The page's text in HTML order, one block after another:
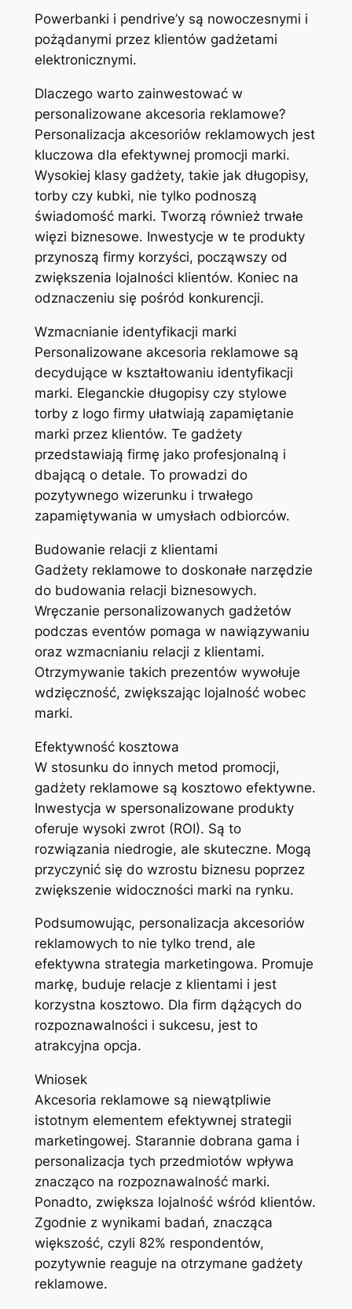
Powerbanki i pendrive’y są nowoczesnymi i
pożądanymi przez klientów gadżetami
elektronicznymi.
Dlaczego warto zainwestować w
personalizowane akcesoria reklamowe?
Personalizacja akcesoriów reklamowych jest
kluczowa dla efektywnej promocji marki.
Wysokiej klasy gadżety, takie jak długopisy,
torby czy kubki, nie tylko podnoszą
świadomość marki. Tworzą również trwałe
więzi biznesowe. Inwestycje w te produkty
przynoszą firmy korzyści, począwszy od
zwiększenia lojalności klientów. Koniec na
odznaczeniu się pośród konkurencji.
Wzmacnianie identyfikacji marki
Personalizowane akcesoria reklamowe są
decydujące w kształtowaniu identyfikacji
marki. Eleganckie długopisy czy stylowe
torby z logo firmy ułatwiają zapamiętanie
marki przez klientów. Te gadżety
przedstawiają firmę jako profesjonalną i
dbającą o detale. To prowadzi do
pozytywnego wizerunku i trwałego
zapamiętywania w umysłach odbiorców.
Budowanie relacji z klientami
Gadżety reklamowe to doskonałe narzędzie
do budowania relacji biznesowych.
Wręczanie personalizowanych gadżetów
podczas eventów pomaga w nawiązywaniu
oraz wzmacnianiu relacji z klientami.
Otrzymywanie takich prezentów wywołuje
wdzięczność, zwiększając lojalność wobec
marki.
Efektywność kosztowa
W stosunku do innych metod promocji,
gadżety reklamowe są kosztowo efektywne.
Inwestycja w spersonalizowane produkty
oferuje wysoki zwrot (ROI). Są to
rozwiązania niedrogie, ale skuteczne. Mogą
przyczynić się do wzrostu biznesu poprzez
zwiększenie widoczności marki na rynku.
Podsumowując, personalizacja akcesoriów
reklamowych to nie tylko trend, ale
efektywna strategia marketingowa. Promuje
markę, buduje relacje z klientami i jest
korzystna kosztowo. Dla firm dążących do
rozpoznawalności i sukcesu, jest to
atrakcyjna opcja.
Wniosek
Akcesoria reklamowe są niewątpliwie
istotnym elementem efektywnej strategii
marketingowej. Starannie dobrana gama i
personalizacja tych przedmiotów wpływa
znacząco na rozpoznawalność marki.
Ponadto, zwiększa lojalność wśród klientów.
Zgodnie z wynikami badań, znacząca
większość, czyli 82% respondentów,
pozytywnie reaguje na otrzymane gadżety
reklamowe.